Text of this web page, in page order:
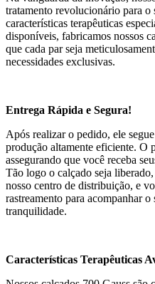
tratamento revolucionário para o
características terapêuticas
disponíveis, fabricamos nossos
que cada par seja
necessidades exclusivas.
Entrega Rápida e Segura!
Após realizar o pedido, ele
produção altamente eficiente. O
assegurando que você receba
Tão logo o calçado seja
nosso centro de distribuição, e
rastreamento para acompanhar
tranquilidade.
Características Terapêuticas